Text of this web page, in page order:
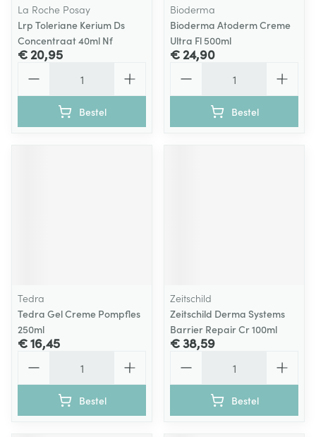
La Roche Posay
Lrp Toleriane Kerium Ds
Concentraat 40ml Nf
€ 20,95
Bestel
Bioderma
Bioderma Atoderm Creme
Ultra Fl 500ml
€ 24,90
Bestel
Tedra
Tedra Gel Creme Pompfles
250ml
€ 16,45
Bestel
Zeitschild
Zeitschild Derma Systems
Barrier Repair Cr 100ml
€ 38,59
Bestel